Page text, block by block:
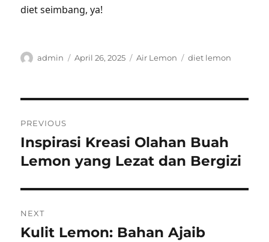
diet seimbang, ya!
Author
admin
Posted
April 26, 2025 Categories
Air Lemon Tags
diet lemon
navigation
PREVIOUS
Previous
post:
Inspirasi Kreasi Olahan Buah
Lemon yang Lezat dan Bergizi
NEXT
Next
Kulit Lemon: Bahan Ajaib